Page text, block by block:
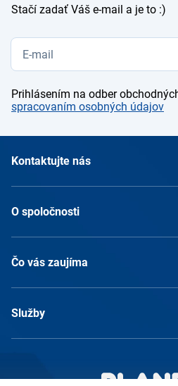
Stačí zadať Váš e-mail a je to :)
Prihlásením na odber
spracovaním osobných údajov
Kontaktujte nás
O spoločnosti
Čo vás zaujíma
Služby